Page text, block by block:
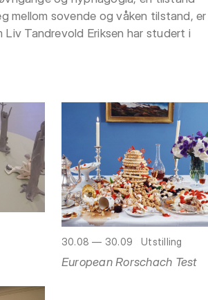
mellom sovende og våken tilstand, er
Liv Tandrevold Eriksen har studert i
30.08 — 30.09 Utstilling
European Rorschach Test